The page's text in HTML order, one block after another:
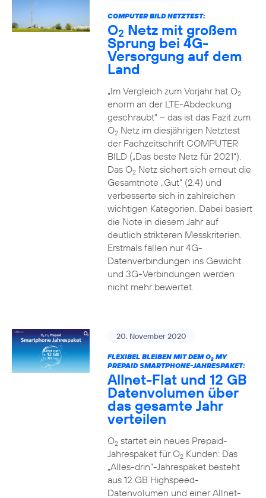
COMPUTER BILD NETZTEST:
O2 Netz mit großem
Sprung bei 4G-
Versorgung auf dem
Land
„Im Vergleich zum Vorjahr hat O2
enorm an der LTE-Abdeckung
geschraubt“ – das ist das Fazit zum
O2Netz im diesjährigen Netztest
der Fachzeitschrift COMPUTER
BILD („Das beste Netz für 2021“).
Das O2Netz sichert sich erneut die
Gesamtnote „Gut“ (2,4) und
verbesserte sich in zahlreichen
wichtigen Kategorien. Dabei basiert
die Note in diesem Jahr auf
deutlich strikteren Messkriterien.
Erstmals fallen nur 4G-
Datenverbindungen ins Gewicht
und 3G-Verbindungen werden
nicht mehr bewertet.
20. November 2020
FLEXIBEL BLEIBEN MIT DEM O2MY
PREPAID SMARTPHONE-JAHRESPAKET:
Allnet-Flat und 12 GB
Datenvolumen über
das gesamte Jahr
verteilen
O2startet ein neues Prepaid-
Jahrespaket für O2Kunden: Das
„Alles-drin“-Jahrespaket besteht
aus 12 GB Highspeed-
Datenvolumen und einer Allnet-